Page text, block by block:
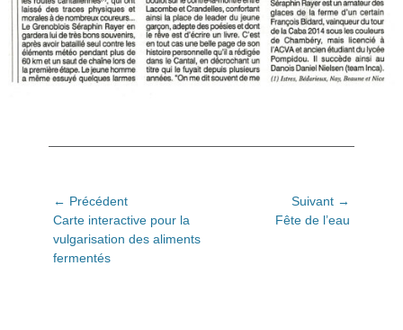
Navigation
de
l’article
← Précédent
Article
précédent:
Carte interactive pour la
vulgarisation des aliments
fermentés
Suivant →
Fête de l’eau